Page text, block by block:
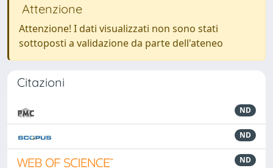
Attenzione
Attenzione! I dati visualizzati non sono stati
sottoposti a validazione da parte dell'ateneo
Citazioni
ND
ND
ND